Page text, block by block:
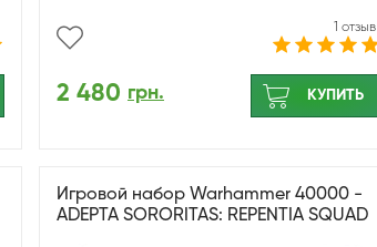
1 отзыв
2 480 грн. КУПИТЬ
Игровой набор Warhammer 40000 -
ADEPTA SORORITAS: REPENTIA SQUAD